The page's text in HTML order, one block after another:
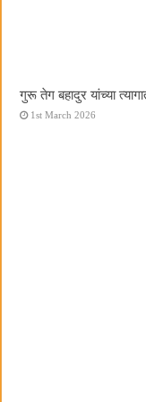
गुरू तेग बहादुर यांच्या
1st March 2026